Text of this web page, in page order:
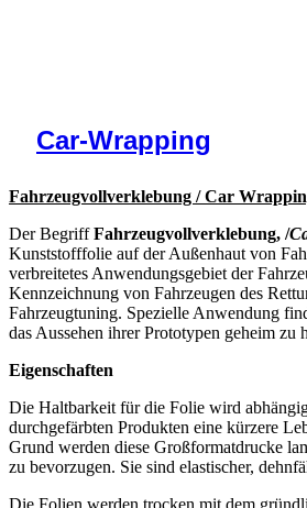
Car-Wrapping
Fahrzeugvollverklebung / Car
Der BegriffFahrzeugvollverklebung, /
Kunststofffolie auf der Außenhaut von
verbreitetes Anwendungsgebiet der
Kennzeichnung von Fahrzeugen des
Fahrzeugtuning. Spezielle Anwendung
das Aussehen ihrer Prototypen geheim zu
Eigenschaften
Die Haltbarkeit für die Folie wird
durchgefärbten Produkten eine kürzere
Grund werden diese Großformatdrucke
zu bevorzugen. Sie sind elastischer,
Die Folien werden trocken mit dem